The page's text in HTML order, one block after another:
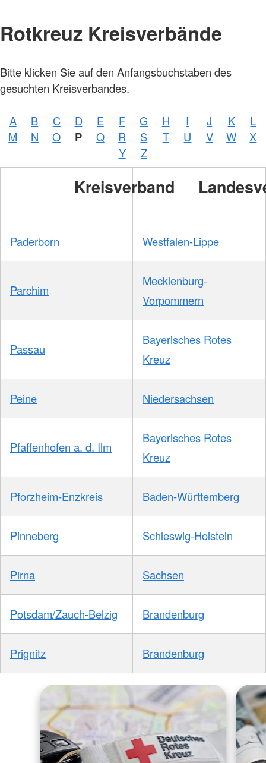
Rotkreuz Kreisverbände
Bitte klicken Sie auf den Anfangsbuchstaben des
gesuchten Kreisverbandes.
A B C D E F G H I J K
L
M
N O P Q R S T U V W
X
Y
Z
Kreisverband
Paderborn Westfalen-Lippe
Parchim
Mecklenburg-
Vorpommern
Passau
Bayerisches Rotes
Kreuz
Peine Niedersachsen
Pfaffenhofen a. d. Ilm
Bayerisches Rotes
Kreuz
Pforzheim-Enzkreis Baden-Württemberg
Pinneberg Schleswig-Holstein
Pirna Sachsen
Potsdam/Zauch-Belzig Brandenburg
Prignitz Brandenburg